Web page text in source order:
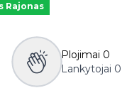
Rajonas
Plojimai 0
Lankytojai 0